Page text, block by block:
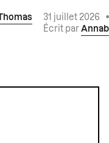
31 juillet 2026
Écrit par